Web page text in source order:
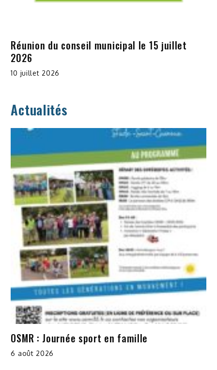
Réunion du conseil municipal le 15 juillet
2026
10 juillet 2026
Actualités
OSMR : Journée sport en famille
6 août 2026